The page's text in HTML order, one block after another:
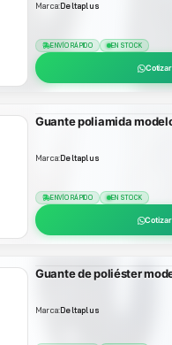
Marca:Deltaplus
ENVÍO RÁPIDO EN STOCK
Cotizar
Guante poliamida
Marca:Deltaplus
ENVÍO RÁPIDO EN STOCK
Cotizar
Guante de poliéster
Marca:Deltaplus